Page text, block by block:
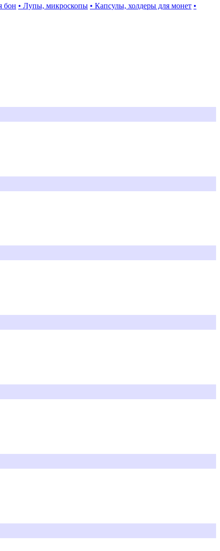
бон • Лупы, микроскопы • Капсулы, холдеры для монет •